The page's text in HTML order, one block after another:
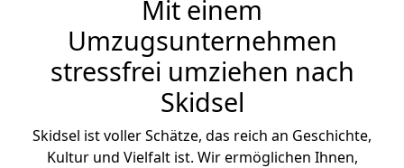
Mit einem
Umzugsunternehmen
stressfrei umziehen nach
Skidsel
Skidsel ist voller Schätze, das reich an Geschichte,
Kultur und Vielfalt ist. Wir ermöglichen Ihnen,